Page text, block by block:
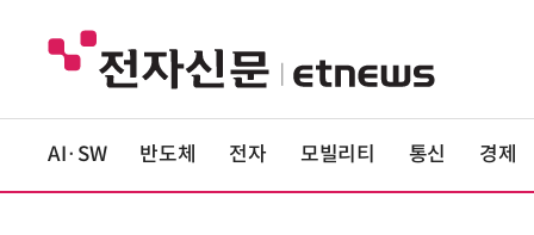
AI·SW 반도체 전자 모빌리티 통신 경제